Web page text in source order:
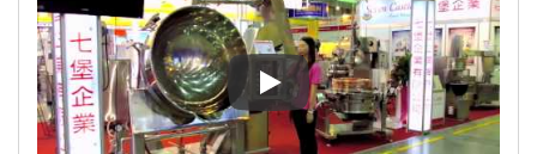
▼ SB-460(蒸气)加热搅拌机